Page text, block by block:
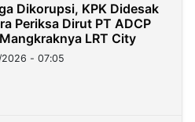
Dikorupsi, KPK Didesak
Periksa Dirut PT ADCP
LRT City
- 07:05